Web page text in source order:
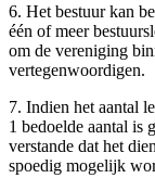
6. Het bestuur kan
één of meer
om de vereniging
vertegenwoordigen.
7. Indien het aantal
1 bedoelde aantal is
verstande dat het
spoedig mogelijk